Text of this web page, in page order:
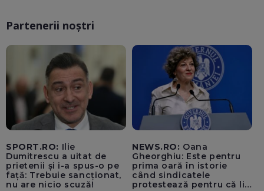
Partenerii noștri
SPORT.RO: Ilie
Dumitrescu a uitat de
prietenii și i-a spus-o pe
față: Trebuie sancționat,
nu are nicio scuză!
NEWS.RO: Oana
Gheorghiu: Este pentru
prima oară în istorie
când sindicatele
protestează pentru că li